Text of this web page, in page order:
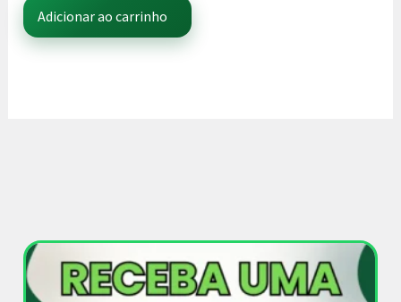
Adicionar ao carrinho